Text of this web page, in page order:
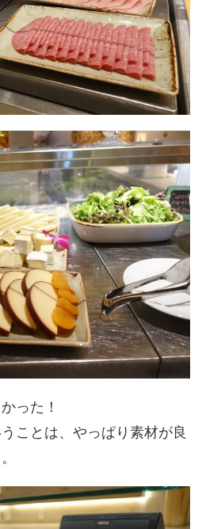
った！
ことは、やっぱり素材が良